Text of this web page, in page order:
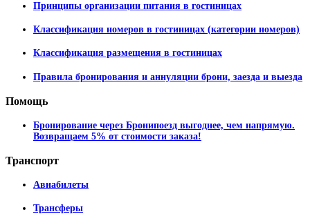
Принципы организации питания в гостиницах
Классификация номеров в гостиницах (категории номеров)
Классификация размещения в гостиницах
Правила бронирования и аннуляции брони, заезда и выезда
Помощь
Бронирование через Бронипоезд выгоднее, чем напрямую.
Возвращаем 5% от стоимости заказа!
Транспорт
Авиабилеты
Трансферы